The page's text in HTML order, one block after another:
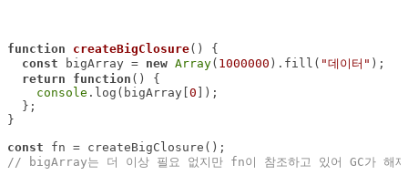
function createBigClosure( )
const bigArray = new Array( 1000000 ).fill( "데이터"
return
function ( )
console .log(bigArray[ 0
const
// bigArray는 더 이상 필요 없지만 fn이 참조하고 있어 GC가 해제